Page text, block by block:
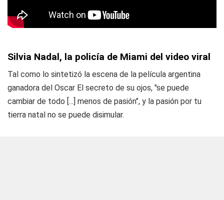
Silvia Nadal, la policía de Miami del video viral
Tal como lo sintetizó la escena de la película argentina
ganadora del Oscar El secreto de su ojos, "se puede
cambiar de todo [...] menos de pasión", y la pasión por tu
tierra natal no se puede disimular.